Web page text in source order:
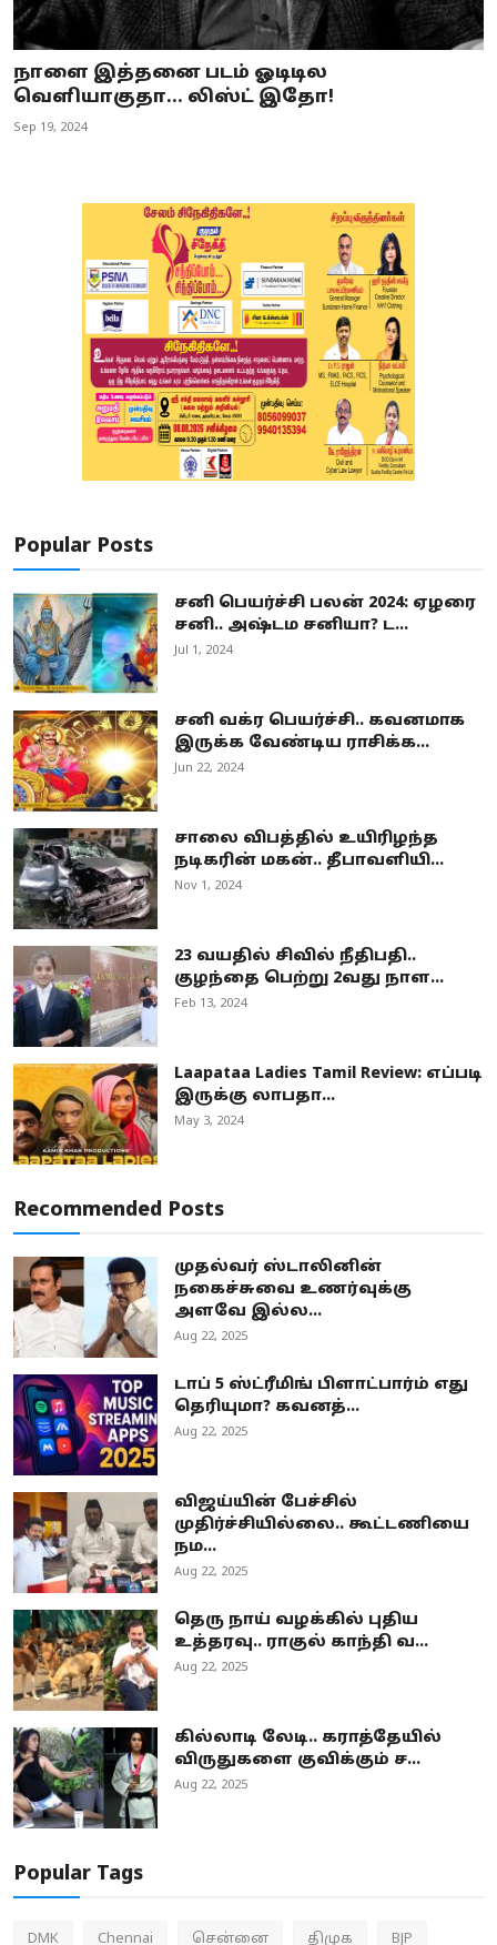
நாளை இத்தனை படம் ஓடிடில
வெளியாகுதா... லிஸ்ட் இதோ!
Sep 19, 2024
Popular Posts
சனி பெயர்ச்சி பலன் 2024: ஏழரை
சனி.. அஷ்டம சனியா? ட...
Jul 1, 2024
சனி வக்ர பெயர்ச்சி.. கவனமாக
இருக்க வேண்டிய ராசிக்க...
Jun 22, 2024
சாலை விபத்தில் உயிரிழந்த
நடிகரின் மகன்.. தீபாவளியி...
Nov 1, 2024
23 வயதில் சிவில் நீதிபதி..
குழந்தை பெற்று 2வது நாள...
Feb 13, 2024
Laapataa Ladies Tamil Review: எப்படி
இருக்கு லாபதா...
May 3, 2024
Recommended Posts
முதல்வர் ஸ்டாலினின்
நகைச்சுவை உணர்வுக்கு
அளவே இல்ல...
Aug 22, 2025
டாப் 5 ஸ்ட்ரீமிங் பிளாட்பார்ம் எது
தெரியுமா? கவனத்...
Aug 22, 2025
விஜய்யின் பேச்சில்
முதிர்ச்சியில்லை.. கூட்டணியை
நம...
Aug 22, 2025
தெரு நாய் வழக்கில் புதிய
உத்தரவு.. ராகுல் காந்தி வ...
Aug 22, 2025
கில்லாடி லேடி.. கராத்தேயில்
விருதுகளை குவிக்கும் ச...
Aug 22, 2025
Popular Tags
DMK Chennai சென்னை திமுக BJP